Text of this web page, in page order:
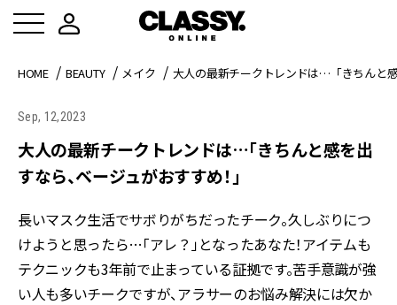
HOME BEAUTY メイク 大人の最新チークトレンドは…「きちんと
Sep, 12,2023
大人の最新チークトレンドは…「きちんと感を出
すなら、ベージュがおすすめ！」
長いマスク生活でサボりがちだったチーク。久しぶりにつ
けようと思ったら…「アレ？」となったあなた！アイテムも
テクニックも3年前で止まっている証拠です。苦手意識が強
い人も多いチークですが、アラサーのお悩み解決には欠か